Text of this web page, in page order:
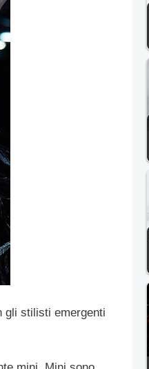
gli stilisti emergenti